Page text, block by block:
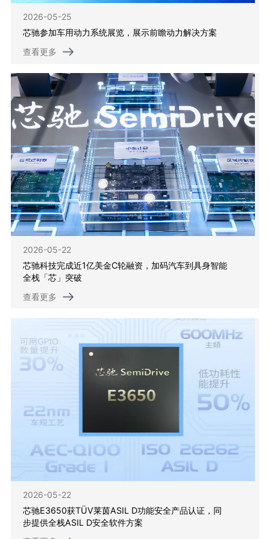
2026-05-25
芯驰参加车用动力系统展览，展示前瞻动力解决方案
查看更多
2026-05-22
芯驰科技完成近1亿美金C轮融资，加码汽车到具身智能
全栈「芯」突破
查看更多
2026-05-22
芯驰E3650获TÜV莱茵ASIL D功能安全产品认证，同
步提供全栈ASIL D安全软件方案